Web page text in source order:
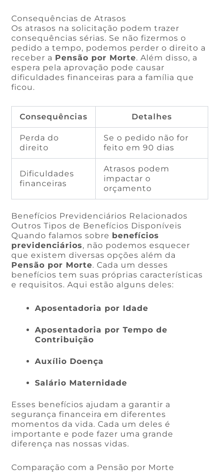
Consequências de Atrasos
Os atrasos na solicitação podem trazer
consequências sérias. Se não fizermos o
pedido a tempo, podemos perder o direito a
receber a Pensão por Morte. Além disso, a
espera pela aprovação pode causar
dificuldades financeiras para a família que
ficou.
Consequências Detalhes
Perda do
direito
Se o pedido não for
feito em 90 dias
Dificuldades
financeiras
Atrasos podem
impactar o
orçamento
Benefícios Previdenciários Relacionados
Outros Tipos de Benefícios Disponíveis
Quando falamos sobre benefícios
previdenciários, não podemos esquecer
que existem diversas opções além da
Pensão por Morte. Cada um desses
benefícios tem suas próprias características
e requisitos. Aqui estão alguns deles:
Aposentadoria por Idade
Aposentadoria por Tempo de
Contribuição
Auxílio Doença
Salário Maternidade
Esses benefícios ajudam a garantir a
segurança financeira em diferentes
momentos da vida. Cada um deles é
importante e pode fazer uma grande
diferença nas nossas vidas.
Comparação com a Pensão por Morte